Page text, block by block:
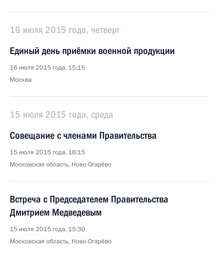
16 июля 2015 года, четверг
Единый день приёмки военной продукции
16 июля 2015 года, 15:15
Москва
15 июля 2015 года, среда
Совещание с членами Правительства
15 июля 2015 года, 16:15
Московская область, Ново-Огарёво
Встреча с Председателем Правительства
Дмитрием Медведевым
15 июля 2015 года, 15:30
Московская область, Ново-Огарёво